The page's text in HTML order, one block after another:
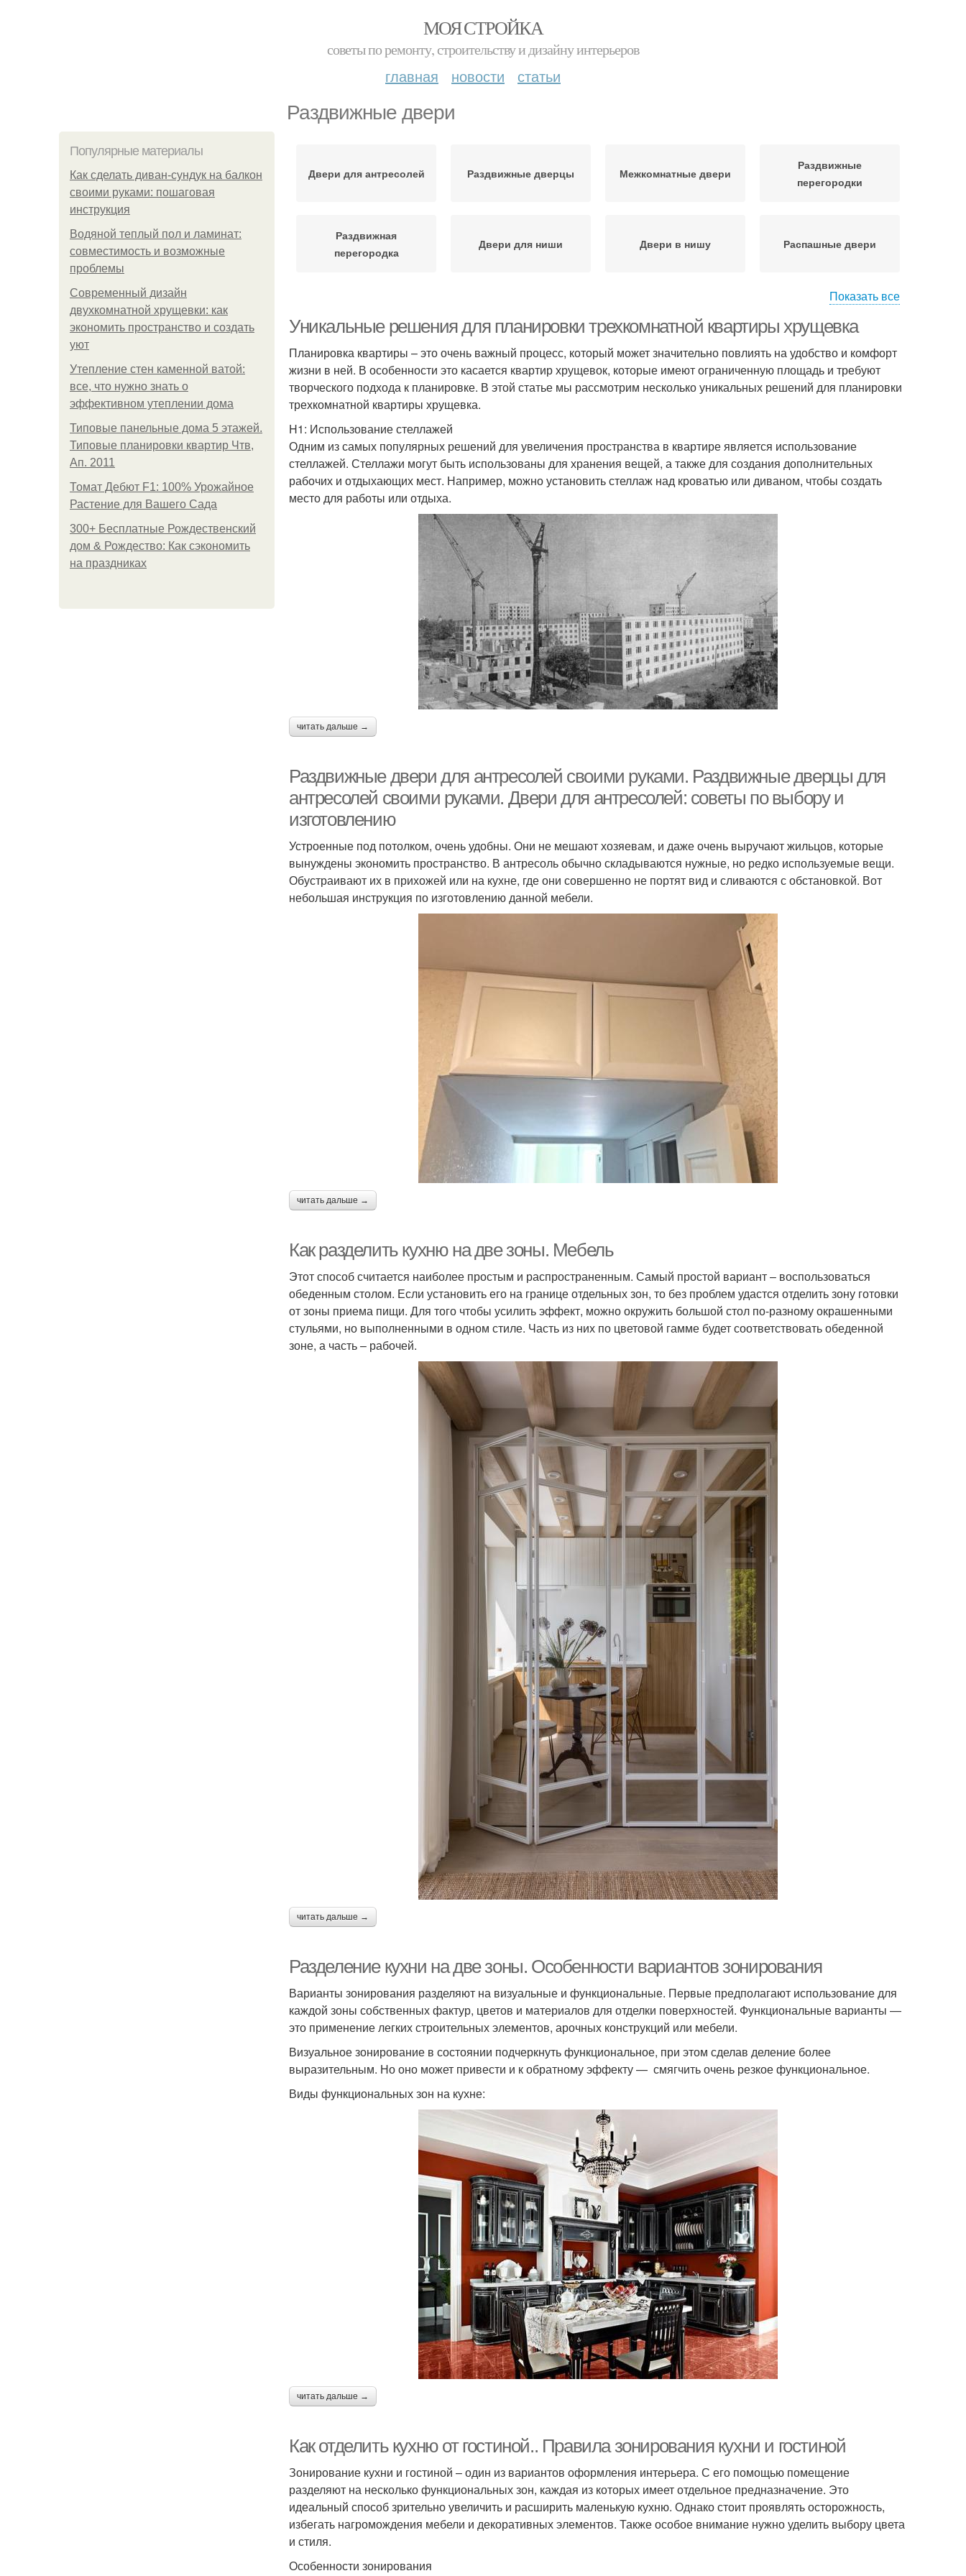
МОЯ СТРОЙКА
советы по ремонту, строительству и дизайну интерьеров
главная новости статьи
Раздвижные двери
Популярные материалы
Как сделать диван-сундук на балкон
своими руками: пошаговая
инструкция
Водяной теплый пол и ламинат:
совместимость и возможные
проблемы
Современный дизайн
двухкомнатной хрущевки: как
экономить пространство и создать
уют
Утепление стен каменной ватой:
все, что нужно знать о
эффективном утеплении дома
Типовые панельные дома 5 этажей.
Типовые планировки квартир Чтв,
Ап. 2011
Томат Дебют F1: 100% Урожайное
Растение для Вашего Сада
300+ Бесплатные Рождественский
дом & Рождество: Как сэкономить
на праздниках
Двери для антресолей Раздвижные дверцы Межкомнатные двери
Раздвижные
перегородки
Раздвижная
перегородка
Двери для ниши Двери в нишу Распашные двери
Показать все
Уникальные решения для планировки трехкомнатной квартиры хрущевка
Планировка квартиры – это очень важный процесс, который может значительно повлиять на удобство и комфорт
жизни в ней. В особенности это касается квартир хрущевок, которые имеют ограниченную площадь и требуют
творческого подхода к планировке. В этой статье мы рассмотрим несколько уникальных решений для планировки
трехкомнатной квартиры хрущевка.
H1: Использование стеллажей
Одним из самых популярных решений для увеличения пространства в квартире является использование
стеллажей. Стеллажи могут быть использованы для хранения вещей, а также для создания дополнительных
рабочих и отдыхающих мест. Например, можно установить стеллаж над кроватью или диваном, чтобы создать
место для работы или отдыха.
читать дальше →
Раздвижные двери для антресолей своими руками. Раздвижные дверцы для
антресолей своими руками. Двери для антресолей: советы по выбору и
изготовлению
Устроенные под потолком, очень удобны. Они не мешают хозяевам, и даже очень выручают жильцов, которые
вынуждены экономить пространство. В антресоль обычно складываются нужные, но редко используемые вещи.
Обустраивают их в прихожей или на кухне, где они совершенно не портят вид и сливаются с обстановкой. Вот
небольшая инструкция по изготовлению данной мебели.
читать дальше →
Как разделить кухню на две зоны. Мебель
Этот способ считается наиболее простым и распространенным. Самый простой вариант – воспользоваться
обеденным столом. Если установить его на границе отдельных зон, то без проблем удастся отделить зону готовки
от зоны приема пищи. Для того чтобы усилить эффект, можно окружить большой стол по-разному окрашенными
стульями, но выполненными в одном стиле. Часть из них по цветовой гамме будет соответствовать обеденной
зоне, а часть – рабочей.
читать дальше →
Разделение кухни на две зоны. Особенности вариантов зонирования
Варианты зонирования разделяют на визуальные и функциональные. Первые предполагают использование для
каждой зоны собственных фактур, цветов и материалов для отделки поверхностей. Функциональные варианты —
это применение легких строительных элементов, арочных конструкций или мебели.
Визуальное зонирование в состоянии подчеркнуть функциональное, при этом сделав деление более
выразительным. Но оно может привести и к обратному эффекту — смягчить очень резкое функциональное.
Виды функциональных зон на кухне:
читать дальше →
Как отделить кухню от гостиной.. Правила зонирования кухни и гостиной
Зонирование кухни и гостиной – один из вариантов оформления интерьера. С его помощью помещение
разделяют на несколько функциональных зон, каждая из которых имеет отдельное предназначение. Это
идеальный способ зрительно увеличить и расширить маленькую кухню. Однако стоит проявлять осторожность,
избегать нагромождения мебели и декоративных элементов. Также особое внимание нужно уделить выбору цвета
и стиля.
Особенности зонирования